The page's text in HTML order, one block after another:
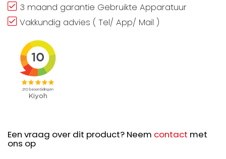
3 maand garantie Gebruikte Apparatuur
Vakkundig advies ( Tel/ App/ Mail )
Een vraag over dit product? Neem contact met
ons op